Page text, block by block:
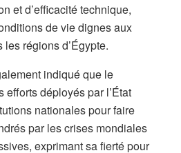
et d’efficacité technique,
de vie dignes aux
régions d’Égypte.
indiqué que le
efforts déployés par l’État
nationales pour faire
par les crises mondiales
exprimant sa fierté pour